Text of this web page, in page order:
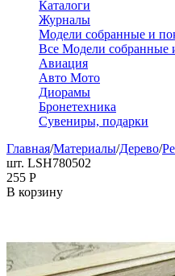
Каталоги
Журналы
Модели собранные и
Все Модели собранные
Авиация
Авто Мото
Диорамы
Бронетехника
Сувениры, подарки
Главная/Материалы/Дерево/
шт. LSH780502
‍255‍ Р
В корзину